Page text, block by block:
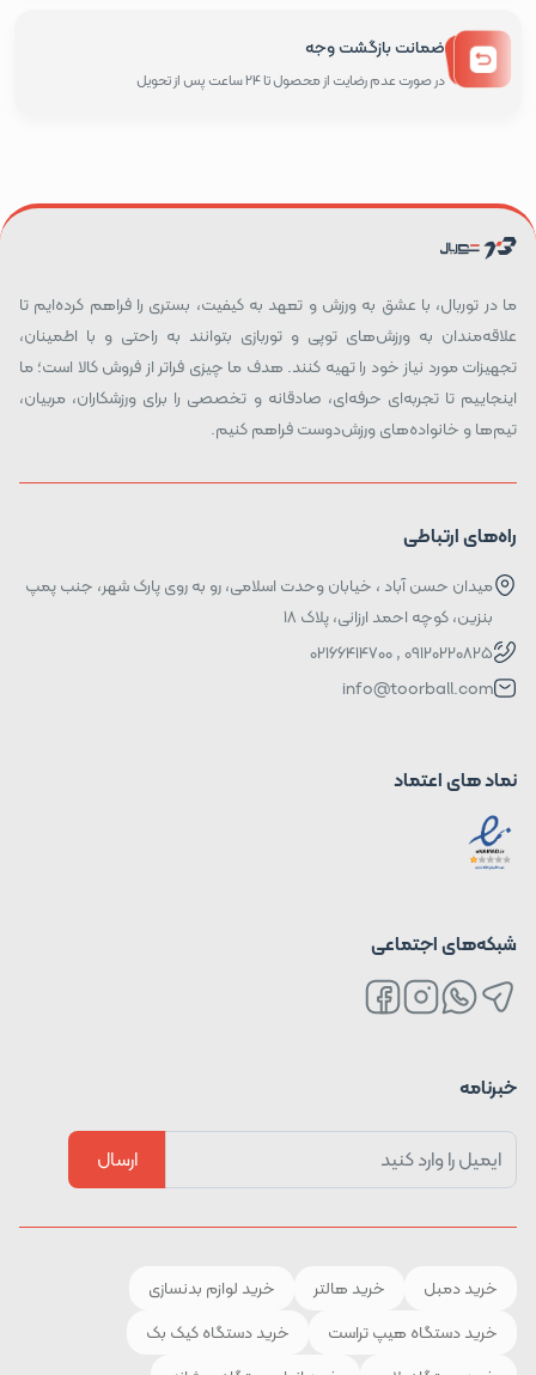
ضمانت بازگشت وجه
در صورت عدم رضایت از محصول تا 24 ساعت پس از تحویل
ما در توربال، با عشق به ورزش و تعهد به کیفیت، بستری را فراهم کرده‌ایم تا
علاقه‌مندان به ورزش‌های توپی و توربازی بتوانند به راحتی و با اطمینان،
تجهیزات مورد نیاز خود را تهیه کنند. هدف ما چیزی فراتر از فروش کالا است؛ ما
اینجاییم تا تجربه‌ای حرفه‌ای، صادقانه و تخصصی را برای ورزشکاران، مربیان،
تیم‌ها و خانواده‌های ورزش‌دوست فراهم کنیم.
راه‌های ارتباطی
میدان حسن آباد ، خیابان وحدت اسلامی، رو به روی پارک شهر، جنب پمپ
بنزین، کوچه احمد ارزانی، پلاک ۱۸
09120220825 , 02166414700
info@toorball.com
نماد های اعتماد
شبکه‌های اجتماعی
خبرنامه
ارسال
خرید دمبل خرید هالتر
خرید لوازم بدنسازی
خرید دستگاه هیپ تراست
خرید دستگاه کیک بک